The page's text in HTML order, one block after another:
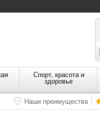
Спорт, красота и
здоровье
Наши преимущества